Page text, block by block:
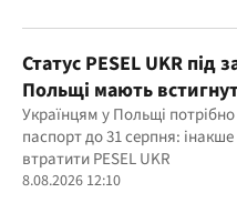
Статус PESEL UKR під
Польщі мають
Українцям у Польщі
паспорт до 31 серпня:
втратити PESEL UKR
8.08.2026 12:10